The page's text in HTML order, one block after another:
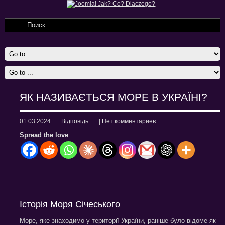
ЯК НАЗИВАЄТЬСЯ МОРЕ В УКРАЇНІ?
01.03.2024 Відповідь Нет комментариев
Spread the love
Історія Моря Січеського
Море, яке знаходимо у території України, раніше було відоме як